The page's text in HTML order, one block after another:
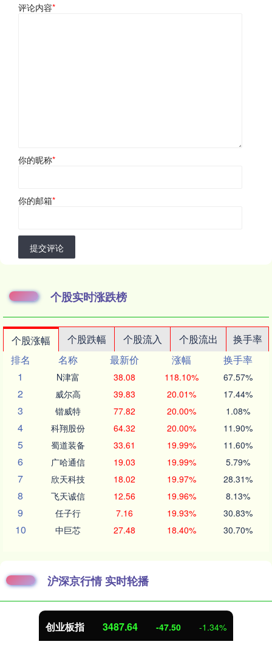
评论内容*
你的昵称*
你的邮箱*
提交评论
个股实时涨跌榜
个股涨幅 个股跌幅 个股流入 个股流出
换手率
排名
名称 最新价 涨幅
换手率
1
N津富 38.08 118.10% 67.57%
2 威尔高 39.83 20.01% 17.44%
3 锴威特 77.82 20.00% 1.08%
4 科翔股份 64.32 20.00% 11.90%
5 蜀道装备 33.61 19.99% 11.60%
6 广哈通信 19.03 19.99% 5.79%
7 欣天科技 18.02 19.97% 28.31%
8 飞天诚信 12.56 19.96% 8.13%
9 任子行 7.16 19.93% 30.83%
10 中巨芯 27.48 18.40% 30.70%
沪深京行情 实时轮播
创业板指 3487.23 -47.91 -1.36%